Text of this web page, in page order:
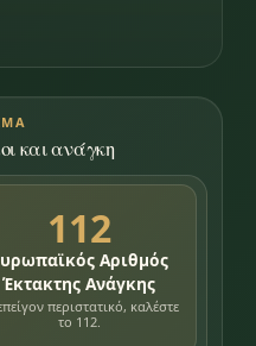
και ανάγκη
112
Αριθμός
Έκτακτης Ανάγκης
περιστατικό, καλέστε
το 112.